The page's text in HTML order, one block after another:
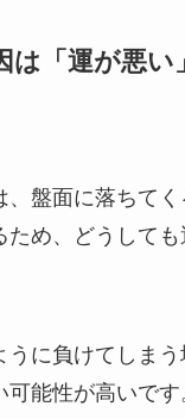
は「運が悪い
盤面に落ちてく
ため、どうして
うに負けてしま
能性が高いです